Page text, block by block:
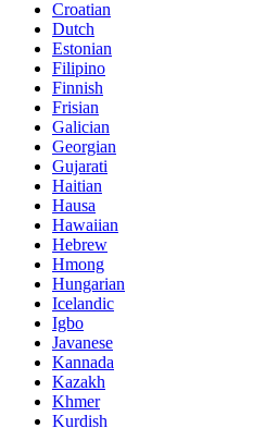
Croatian
Dutch
Estonian
Filipino
Finnish
Frisian
Galician
Georgian
Gujarati
Haitian
Hausa
Hawaiian
Hebrew
Hmong
Hungarian
Icelandic
Igbo
Javanese
Kannada
Kazakh
Khmer
Kurdish